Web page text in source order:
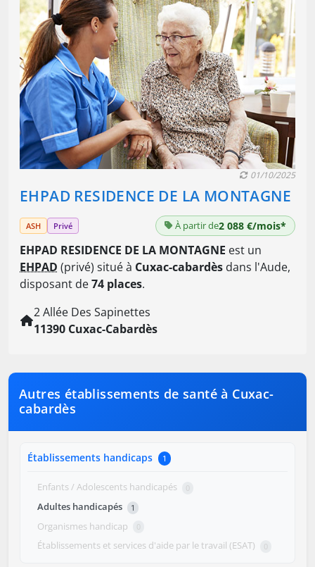
EHPAD RESIDENCE DE LA MONTAGNE
01/10/2025
ASH Privé À partir de2 088 €/mois*
EHPAD RESIDENCE DE LA MONTAGNE est un
EHPAD (privé) situé à Cuxac-cabardès dans l'Aude,
disposant de74 places.
2 Allée Des Sapinettes
11390 Cuxac-Cabardès
Autres établissements de santé à Cuxac-
cabardès
Établissements handicaps 1
Enfants / Adolescents handicapés 0
Adultes handicapés 1
Organismes handicap 0
Établissements et services d'aide par le travail (ESAT) 0